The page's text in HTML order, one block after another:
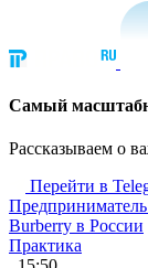
Cамый
Рассказываем о
Перейти в
Предприниматель
Burberry в России
Практика